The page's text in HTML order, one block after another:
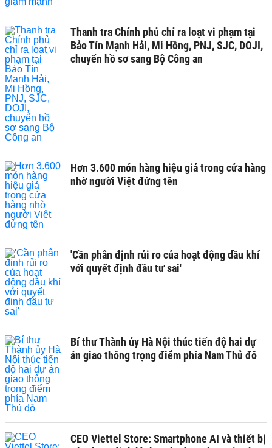
Thanh tra Chính phủ chỉ ra loạt vi phạm tại
Bảo Tín Mạnh Hải, Mi Hồng, PNJ, SJC, DOJI,
chuyển hồ sơ sang Bộ Công an
Hơn 3.600 món hàng hiệu giả trong cửa hàng
nhờ người Việt đứng tên
'Cần phân định rủi ro của hoạt động dầu khí
với quyết định đầu tư sai'
Bí thư Thành ủy Hà Nội thúc tiến độ hai dự
án giao thông trọng điểm phía Nam Thủ đô
CEO Viettel Store: Smartphone AI và thiết bị